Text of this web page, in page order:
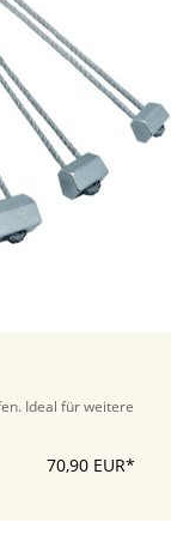
Ideal für weitere
70,90 EUR*